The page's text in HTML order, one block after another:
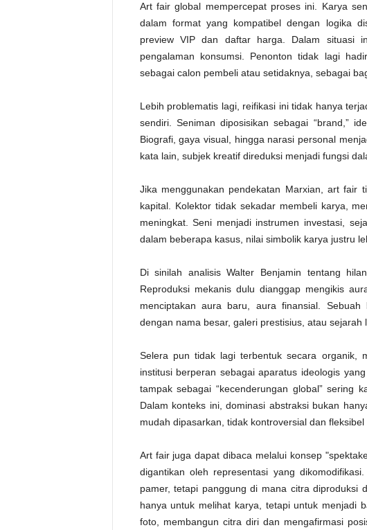
Art fair global mempercepat proses ini. Karya
dalam format yang kompatibel dengan logika
preview VIP dan daftar harga. Dalam situasi
pengalaman konsumsi. Penonton tidak lagi
sebagai calon pembeli atau setidaknya, sebagai
Lebih problematis lagi, reifikasi ini tidak hanya
sendiri. Seniman diposisikan sebagai “brand,”
Biografi, gaya visual, hingga narasi personal
kata lain, subjek kreatif direduksi menjadi fungsi
Jika menggunakan pendekatan Marxian, art fair
kapital. Kolektor tidak sekadar membeli karya,
meningkat. Seni menjadi instrumen investasi,
dalam beberapa kasus, nilai simbolik karya justru
Di sinilah analisis Walter Benjamin tentang
Reproduksi mekanis dulu dianggap mengikis
menciptakan aura baru, aura finansial. Sebuah
dengan nama besar, galeri prestisius, atau sejarah
Selera pun tidak lagi terbentuk secara organik,
institusi berperan sebagai aparatus ideologis
tampak sebagai “kecenderungan global” sering
Dalam konteks ini, dominasi abstraksi bukan
mudah dipasarkan, tidak kontroversial dan
Art fair juga dapat dibaca melalui konsep
digantikan oleh representasi yang
pamer, tetapi panggung di mana citra diproduksi
hanya untuk melihat karya, tetapi untuk menjadi
foto, membangun citra diri dan mengafirmasi